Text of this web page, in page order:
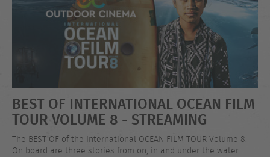
BEST OF INTERNATIONAL OCEAN FILM
TOUR VOLUME 8 - STREAMING
The BEST OF of the International OCEAN FILM TOUR Volume 8.
On board are three stories from on, in and under the water.